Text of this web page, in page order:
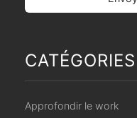
CATÉGORIES
Approfondir le work